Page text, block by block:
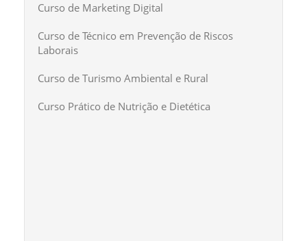
Curso de Marketing Digital
Curso de Técnico em Prevenção de Riscos
Laborais
Curso de Turismo Ambiental e Rural
Curso Prático de Nutrição e Dietética